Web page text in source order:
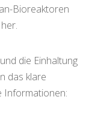
Bioreaktoren
die Einhaltung
das klare
Informationen: